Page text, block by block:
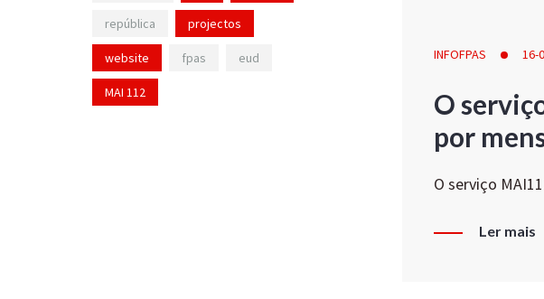
INFOFPAS 16-
O
por
O serviço
Ler mais
república projectos
website fpas eud
MAI 112